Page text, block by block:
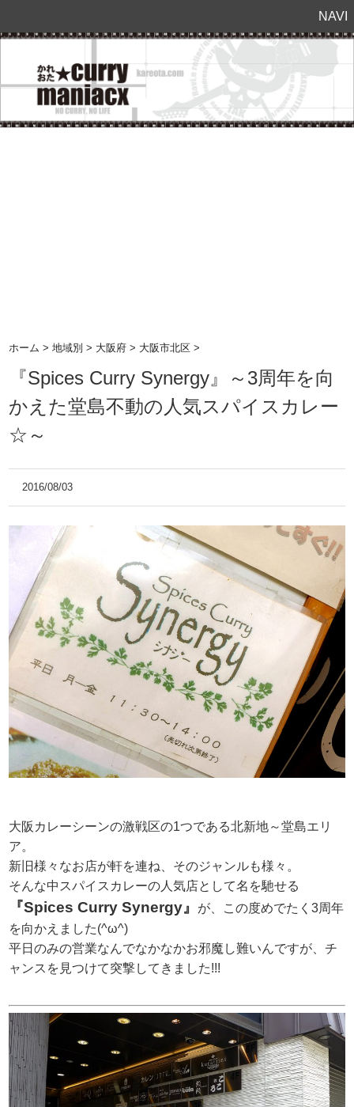
NAVI
ホーム >地域別 > 大阪府 > 大阪市北区 >
『Spices Curry Synergy』～3周年を向
かえた堂島不動の人気スパイスカレー
☆～
2016/08/03
大阪カレーシーンの激戦区の1つである北新地～堂島エリ
ア。
新旧様々なお店が軒を連ね、そのジャンルも様々。
そんな中スパイスカレーの人気店として名を馳せる
『Spices Curry Synergy』
が、この度めでたく3周年
を向かえました(^ω^)
平日のみの営業なんでなかなかお邪魔し難いんですが、チ
ャンスを見つけて突撃してきました!!!